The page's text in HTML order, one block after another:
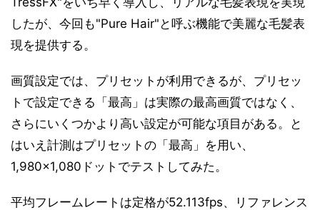
したが、今回も"Pure Hair"と呼ぶ機能で美麗な毛髪表
現を提供する。
画質設定では、プリセットが利用できるが、プリセッ
トで設定できる「最高」は実際の最高画質ではなく、
さらにいくつかより高い設定が可能な項目がある。と
はいえ計測はプリセットの「最高」を用い、
1,980×1,080ドットでテストしてみた。
平均フレームレートは定格が52.113fps、リファレンス